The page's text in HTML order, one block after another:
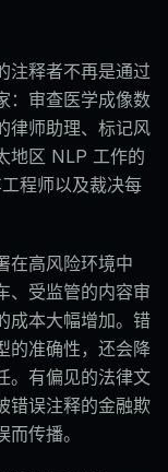
注释者不再是通过
：审查医学成像数
律师助理、标记风
地区 NLP 工作的
程师以及裁决每
在高风险环境中
受监管的内容审
本大幅增加。错
的准确性，还会降
。有偏见的法律文
错误注释的金融欺
传播。